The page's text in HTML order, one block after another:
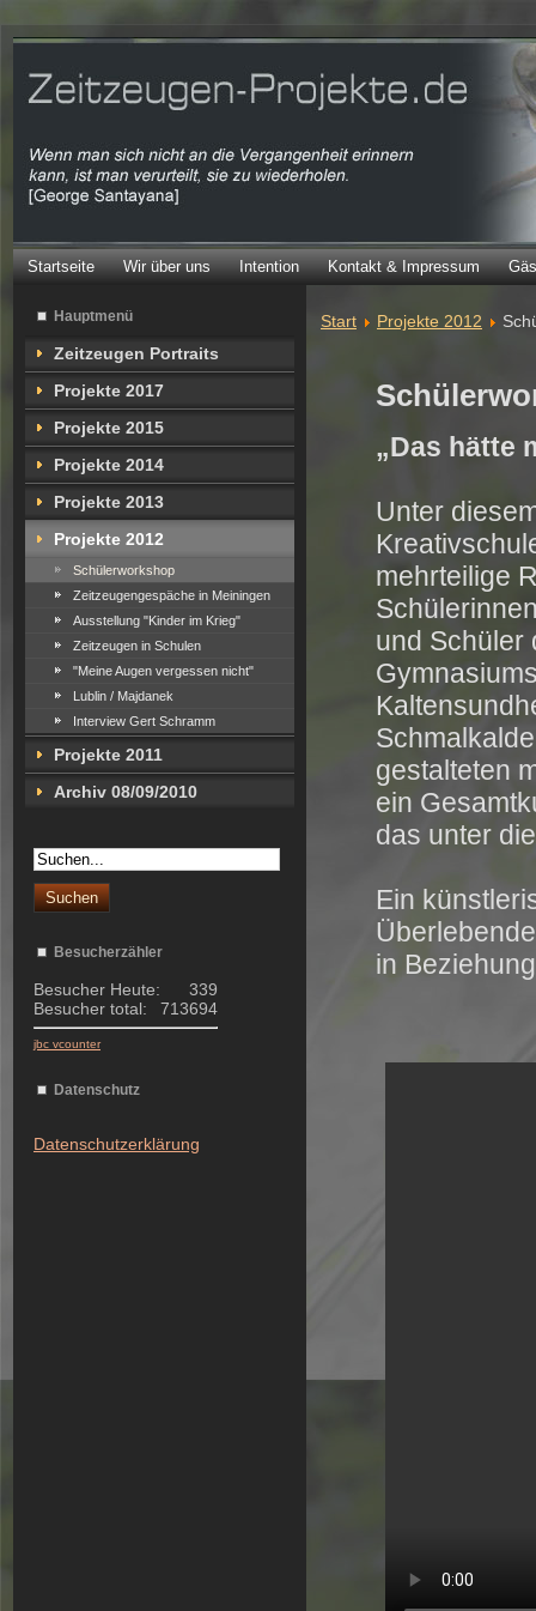
Startseite Wir über uns Intention Kontakt & Impressum
Hauptmenü
Zeitzeugen Portraits
Projekte 2017
Projekte 2015
Projekte 2014
Projekte 2013
Projekte 2012
Schülerworkshop
Zeitzeugengespäche in Meiningen
Ausstellung "Kinder im Krieg"
Zeitzeugen in Schulen
"Meine Augen vergessen nicht"
Lublin / Majdanek
Interview Gert Schramm
Projekte 2011
Archiv 08/09/2010
Besucherzähler
Besucher Heute:
339
Besucher total:
713694
jbc vcounter
Datenschutz
Datenschutzerklärung
Start Projekte 2012
„Das hätte
Unter
mehrteilige
und Schüler
gestalteten
ein
das unter
Ein
in